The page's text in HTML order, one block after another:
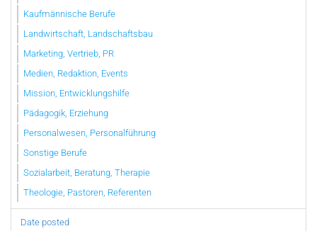
Kaufmännische Berufe
Landwirtschaft, Landschaftsbau
Marketing, Vertrieb, PR
Medien, Redaktion, Events
Mission, Entwicklungshilfe
Pädagogik, Erziehung
Personalwesen, Personalführung
Sonstige Berufe
Sozialarbeit, Beratung, Therapie
Theologie, Pastoren, Referenten
Date posted